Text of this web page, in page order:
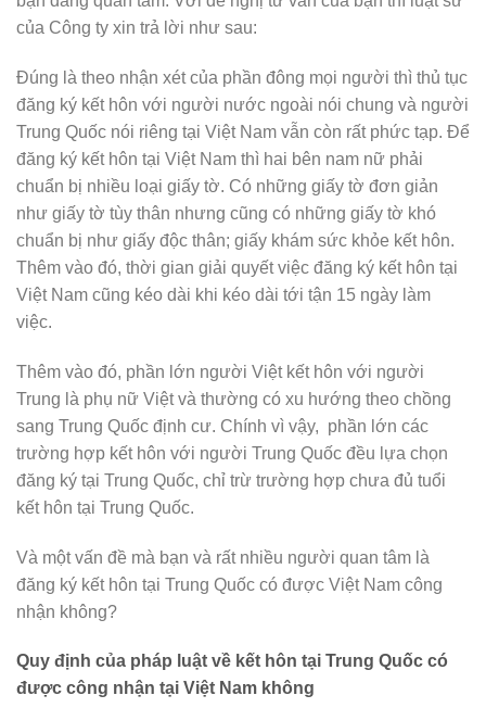
của Công ty xin trả lời như sau:
Đúng là theo nhận xét của phần đông mọi người thì thủ tục
đăng ký kết hôn với người nước ngoài nói chung và người
Trung Quốc nói riêng tại Việt Nam vẫn còn rất phức tạp. Để
đăng ký kết hôn tại Việt Nam thì hai bên nam nữ phải
chuẩn bị nhiều loại giấy tờ. Có những giấy tờ đơn giản
như giấy tờ tùy thân nhưng cũng có những giấy tờ khó
chuẩn bị như giấy độc thân; giấy khám sức khỏe kết hôn.
Thêm vào đó, thời gian giải quyết việc đăng ký kết hôn tại
Việt Nam cũng kéo dài khi kéo dài tới tận 15 ngày làm
việc.
Thêm vào đó, phần lớn người Việt kết hôn với người
Trung là phụ nữ Việt và thường có xu hướng theo chồng
sang Trung Quốc định cư. Chính vì vậy, phần lớn các
trường hợp kết hôn với người Trung Quốc đều lựa chọn
đăng ký tại Trung Quốc, chỉ trừ trường hợp chưa đủ tuổi
kết hôn tại Trung Quốc.
Và một vấn đề mà bạn và rất nhiều người quan tâm là
đăng ký kết hôn tại Trung Quốc có được Việt Nam công
nhận không?
Quy định của pháp luật về kết hôn tại Trung Quốc có
được công nhận tại Việt Nam không